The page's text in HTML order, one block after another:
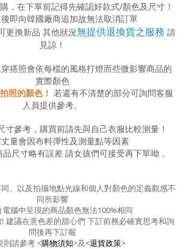
，在下單前記得先確認好款式/顏色及尺寸！
即向韓國廠商追加故無法取消訂單
更換新品 其他狀況無提供退換貨之服務 請
見諒！
搭照會依每檔的風格打燈而些微影響商品的
實際顏色
照的顏色！ 若還有不清楚的部分可詢問客服
人員提供參考。
寸參考，購買前請先與自己衣服比較測量！
量會因布料彈性及測量點等因素
尺寸略有誤差 請女孩們可接受再下單呦 。
、以及拍攝地點光線和個人對顏色的定義觀感不
同所影響
電腦中呈現的商品顏色無法100%相同
! 建議在意色差的甜心們 下訂前務必確實思考和詢
問後再下訂喔
則請參考<購物須知>及<退貨政策>